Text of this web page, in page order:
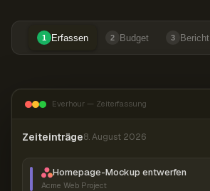
1 Erfassen 2 Budget 3 Bericht
Everhour — Zeiterfassung
Zeiteinträge8. August 2026
Homepage-Mockup entwerfen
Acme Web Project